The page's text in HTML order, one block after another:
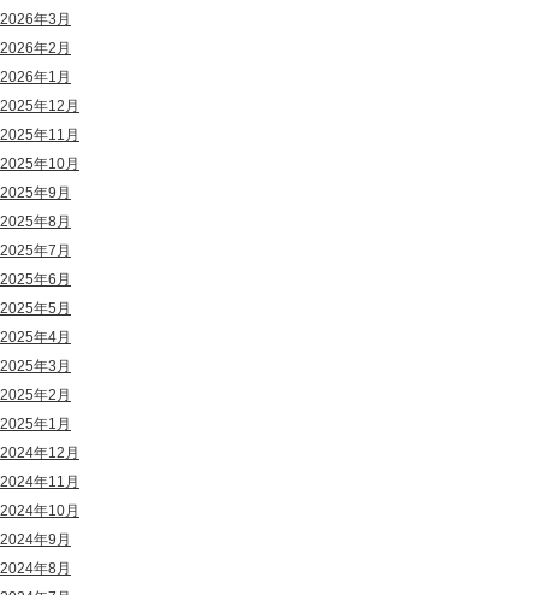
2026年3月
2026年2月
2026年1月
2025年12月
2025年11月
2025年10月
2025年9月
2025年8月
2025年7月
2025年6月
2025年5月
2025年4月
2025年3月
2025年2月
2025年1月
2024年12月
2024年11月
2024年10月
2024年9月
2024年8月